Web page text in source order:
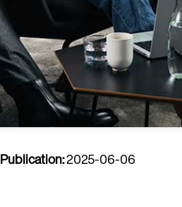
Publication:2025-06-06